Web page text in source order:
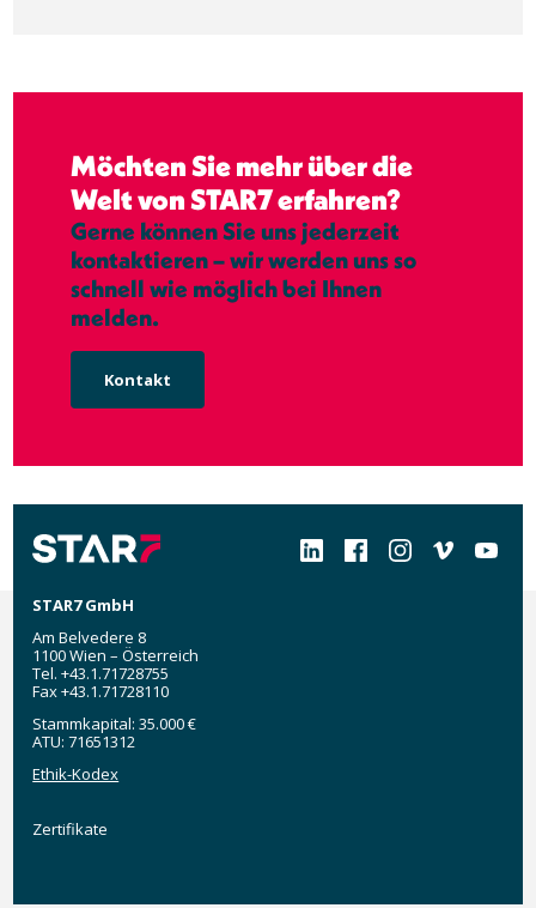
Möchten Sie mehr über die
Welt von STAR7 erfahren?
Gerne können Sie uns jederzeit
kontaktieren – wir werden uns so
schnell wie möglich bei Ihnen
melden.
Kontakt
Social
STAR7 GmbH
Am Belvedere 8
1100 Wien – Österreich
Tel. +43.1.71728755
Fax +43.1.71728110
Stammkapital: 35.000 €
ATU: 71651312
Ethik-Kodex
Zertifikate
Zertifikate